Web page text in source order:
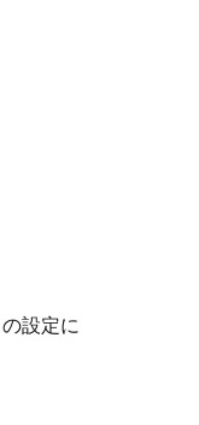
の設定に